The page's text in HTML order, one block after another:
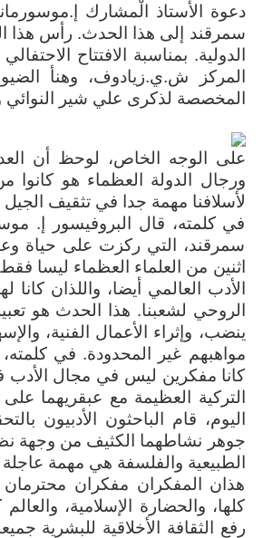
دعوة الأستاذ الْمشارك
سمرقند إلى هذا الحدث. رأس
الدولية. بمناسبة الافتتاح
المركز ش.ي.زيادوف، وهنأ
المخصصة لذكرى علي شير النوائي
على الوجه الخاص، لوحظ أن
ورجال الدولة العظماء هو كانوا
لأسلافنا مهمة جدا في تثقيف الجيل
في كلمته، قال البروفيسور إ.
سمرقند، التي ركزت على حياة
اثنين من العلماء العظماء ليسا
الأدب العالمي أيضا، واللذان
الروحي لشعبنا. هذا الحدث هو
ينضب، وإثراء الأعمال الفنية،
مواهبهم غير المحدودة. في
كانا مفكرين ليس في مجال الأدب
التركية العظيمة مع عبقريهما
اليوم، قام الباحثون الأدبيون
جوهر نشاطهما الكثيف من وجهة
الطبيعية والفلسفة هي مهمة عاجلة
هذان المفكران مفكران محترمان
كلها، والحضارة الإسلامية،
رفع الثقافة الأخلاقية للبشرية